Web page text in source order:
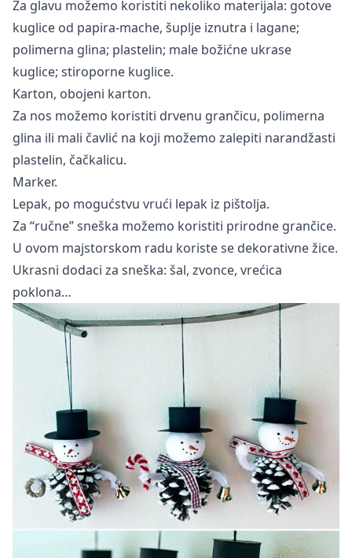
Za glavu možemo koristiti nekoliko materijala: gotove
kuglice od papira-mache, šuplje iznutra i lagane;
polimerna glina; plastelin; male božićne ukrase
kuglice; stiroporne kuglice.
Karton, obojeni karton.
Za nos možemo koristiti drvenu grančicu, polimerna
glina ili mali čavlić na koji možemo zalepiti narandžasti
plastelin, čačkalicu.
Marker.
Lepak, po mogućstvu vrući lepak iz pištolja.
Za “ručne” sneška možemo koristiti prirodne grančice.
U ovom majstorskom radu koriste se dekorativne žice.
Ukrasni dodaci za sneška: šal, zvonce, vrećica
poklona…